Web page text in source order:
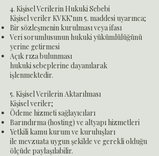
4. Kişisel Verilerin Hukuki Sebebi
Kişisel veriler KVKK’nın 5. maddesi uyarınca;
Bir sözleşmenin kurulması veya ifası
Veri sorumlusunun hukuki yükümlülüğünü
yerine getirmesi
Açık rıza bulunması
hukuki sebeplerine dayanılarak
işlenmektedir.
5. Kişisel Verilerin Aktarılması
Kişisel veriler;
Ödeme hizmeti sağlayıcıları
Barındırma (hosting) ve altyapı hizmetleri
Yetkili kamu kurum ve kuruluşları
ile mevzuata uygun şekilde ve gerekli olduğu
ölçüde paylaşılabilir.